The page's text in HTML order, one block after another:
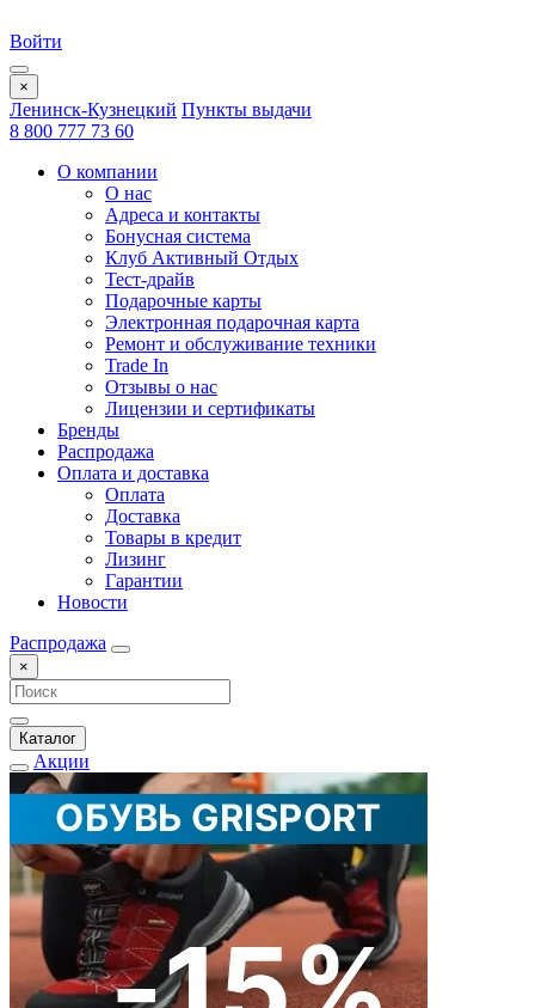
Войти
×
Ленинск-Кузнецкий Пункты выдачи
8 800 777 73 60
О компании
О нас
Адреса и контакты
Бонусная система
Клуб Активный Отдых
Тест-драйв
Подарочные карты
Электронная подарочная карта
Ремонт и обслуживание техники
Trade In
Отзывы о нас
Лицензии и сертификаты
Бренды
Распродажа
Оплата и доставка
Оплата
Доставка
Товары в кредит
Лизинг
Гарантии
Новости
Распродажа
×
Каталог
Акции